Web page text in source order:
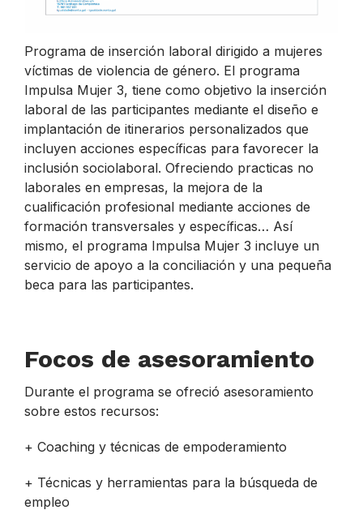
Programa de inserción laboral dirigido a mujeres
víctimas de violencia de género. El programa
Impulsa Mujer 3, tiene como objetivo la inserción
laboral de las participantes mediante el diseño e
implantación de itinerarios personalizados que
incluyen acciones específicas para favorecer la
inclusión sociolaboral. Ofreciendo practicas no
laborales en empresas, la mejora de la
cualificación profesional mediante acciones de
formación transversales y específicas… Así
mismo, el programa Impulsa Mujer 3 incluye un
servicio de apoyo a la conciliación y una pequeña
beca para las participantes.
Focos de asesoramiento
Durante el programa se ofreció asesoramiento
sobre estos recursos:
+ Coaching y técnicas de empoderamiento
+ Técnicas y herramientas para la búsqueda de
empleo